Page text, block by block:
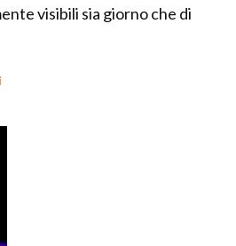
visibili sia giorno che di